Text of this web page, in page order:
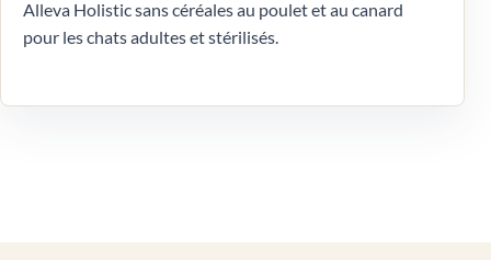
Alleva Holistic sans céréales au poulet et au canard
pour les chats adultes et stérilisés.